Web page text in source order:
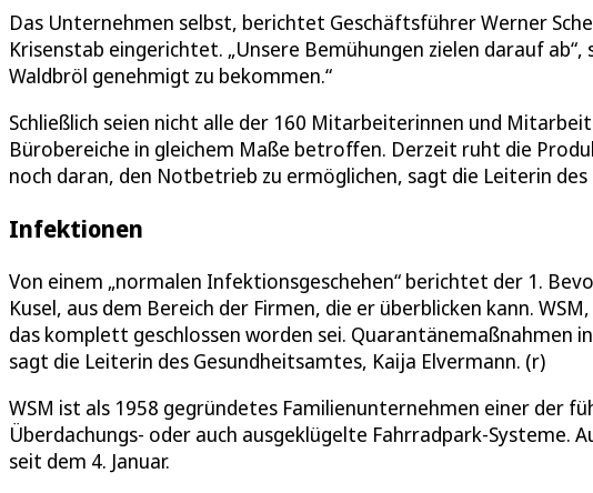
Das Unternehmen selbst, berichtet Geschäftsführer Werner
Krisenstab eingerichtet. „Unsere Bemühungen zielen darauf
Waldbröl genehmigt zu bekommen.“
Schließlich seien nicht alle der 160 Mitarbeiterinnen und
Bürobereiche in gleichem Maße betroffen. Derzeit ruht die
noch daran, den Notbetrieb zu ermöglichen, sagt die Leiterin
Infektionen
Von einem „normalen Infektionsgeschehen“ berichtet der 1.
Kusel, aus dem Bereich der Firmen, die er überblicken kann.
das komplett geschlossen worden sei. Quarantänemaßnahmen
sagt die Leiterin des Gesundheitsamtes, Kaija Elvermann. (r)
WSM ist als 1958 gegründetes Familienunternehmen einer der
Überdachungs- oder auch ausgeklügelte Fahrradpark-Systeme.
seit dem 4. Januar.